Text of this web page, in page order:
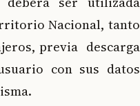
Nacional, tanto
previa descarga
con sus datos